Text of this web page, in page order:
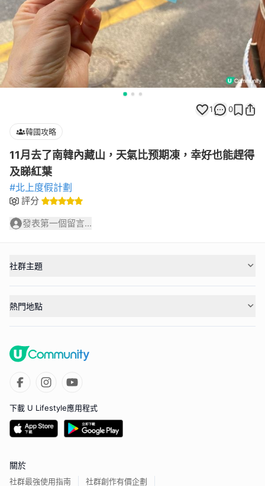
1 0
韓國攻略
11月去了南韓內藏山，天氣比预期凍，幸好也能趕得
及睇紅葉
#北上度假計劃
評分
發表第一個留言...
社群主題
熱門地點
下載 U Lifestyle應用程式
關於
社群最強使用指南 社群創作有價企劃